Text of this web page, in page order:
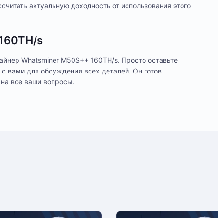
актуальную доходность от использования этого
s
Whatsminer M50S++ 160TH/s. Просто оставьте
вами для обсуждения всех деталей. Он готов
на все ваши вопросы.